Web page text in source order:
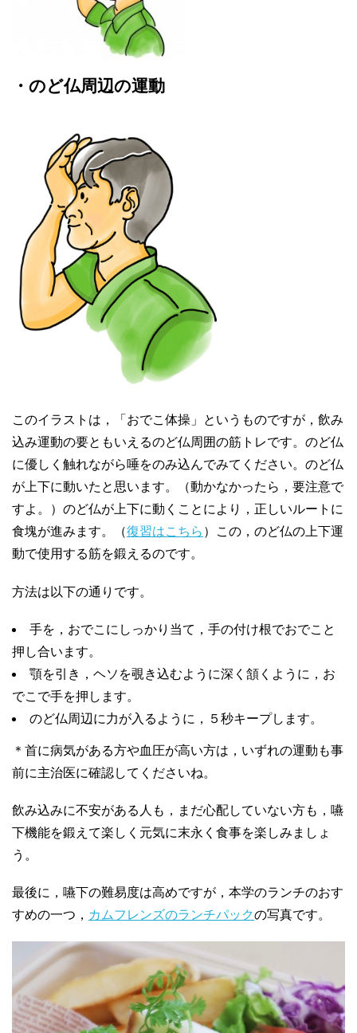
・のど仏周辺の運動
このイラストは，「おでこ体操」というものですが，飲み
込み運動の要ともいえるのど仏周囲の筋トレです。のど仏
に優しく触れながら唾をのみ込んでみてください。のど仏
が上下に動いたと思います。（動かなかったら，要注意で
すよ。）のど仏が上下に動くことにより，正しいルートに
食塊が進みます。（復習はこちら ）この，のど仏の上下運
動で使用する筋を鍛えるのです。
方法は以下の通りです。
手を，おでこにしっかり当て，手の付け根でおでこと
押し合います。
顎を引き，ヘソを覗き込むように深く頷くように，お
でこで手を押します。
のど仏周辺に力が入るように，５秒キープします。
＊首に病気がある方や血圧が高い方は，いずれの運動も事
前に主治医に確認してくださいね。
飲み込みに不安がある人も，まだ心配していない方も，嚥
下機能を鍛えて楽しく元気に末永く食事を楽しみましょ
う。
最後に，嚥下の難易度は高めですが，本学のランチのおす
すめの一つ， カムフレンズのランチパックの写真です。